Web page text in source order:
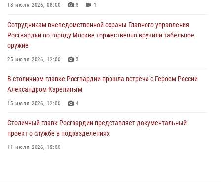
31 июля 2026, 12:00
Сотрудники Росгвардии пресекли хулиганство на юго-западе
Москвы (видео)
18 июля 2026, 08:00 8 1
Сотрудникам вневедомственной охраны Главного управления
Росгвардии по городу Москве торжественно вручили табельное
оружие
25 июля 2026, 12:00 3
В столичном главке Росгвардии прошла встреча с Героем России
Александром Карелиным
15 июля 2026, 12:00 4
Столичный главк Росгвардии представляет документальный
проект о службе в подразделениях
11 июля 2026, 15:00